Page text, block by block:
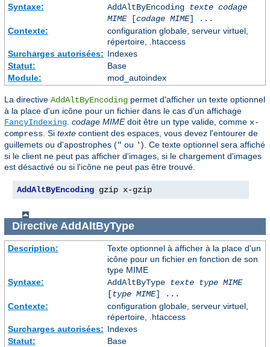
Syntaxe:
AddAltByEncoding texte codage
MIME[codage MIME] ...
Contexte:
configuration globale, serveur virtuel,
répertoire, .htaccess
Surcharges autorisées: Indexes
Statut:
Base
Module:
mod_autoindex
La directive AddAltByEncoding permet d'afficher un texte optionnel
à la place d'un icône pour un fichier dans le cas d'un affichage
FancyIndexing codage MIMEdoit être un type valide, comme x-
compress . Si texte contient des espaces, vous devez l'entourer de
guillemets ou d'apostrophes (" ou '). Ce texte optionnel sera affiché
si le client ne peut pas afficher d'images, si le chargement d'images
est désactivé ou si l'icône ne peut pas être trouvé.
AddAltByEncoding gzip x-gzip
Directive AddAltByType
Description:
Texte optionnel à afficher à la place d'un
icône pour un fichier en fonction de son
type MIME
Syntaxe:
AddAltByType texte
type MIME
[type MIME] ...
Contexte:
configuration globale, serveur virtuel,
répertoire, .htaccess
Surcharges autorisées: Indexes
Statut:
Base